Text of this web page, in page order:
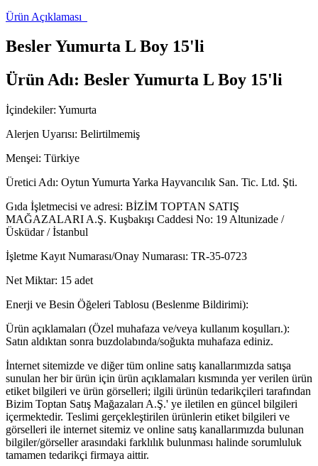
Ürün Açıklaması
Besler Yumurta L Boy 15'li
Ürün Adı: Besler Yumurta L Boy 15'li
İçindekiler: Yumurta
Alerjen Uyarısı: Belirtilmemiş
Menşei: Türkiye
Üretici Adı: Oytun Yumurta Yarka Hayvancılık San. Tic. Ltd. Şti.
Gıda İşletmecisi ve adresi: BİZİM TOPTAN SATIŞ
MAĞAZALARI A.Ş. Kuşbakışı Caddesi No: 19 Altunizade /
Üsküdar / İstanbul
İşletme Kayıt Numarası/Onay Numarası: TR-35-0723
Net Miktar: 15 adet
Enerji ve Besin Öğeleri Tablosu (Beslenme Bildirimi):
Ürün açıklamaları (Özel muhafaza ve/veya kullanım koşulları.):
Satın aldıktan sonra buzdolabında/soğukta muhafaza ediniz.
İnternet sitemizde ve diğer tüm online satış kanallarımızda satışa
sunulan her bir ürün için ürün açıklamaları kısmında yer verilen ürün
etiket bilgileri ve ürün görselleri; ilgili ürünün tedarikçileri tarafından
Bizim Toptan Satış Mağazaları A.Ş.' ye iletilen en güncel bilgileri
içermektedir. Teslimi gerçekleştirilen ürünlerin etiket bilgileri ve
görselleri ile internet sitemiz ve online satış kanallarımızda bulunan
bilgiler/görseller arasındaki farklılık bulunması halinde sorumluluk
tamamen tedarikçi firmaya aittir.